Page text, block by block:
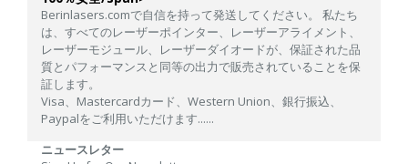
Berinlasers.comで自信を持って発送してください。 私たち
は、すべてのレーザーポインター、レーザーアライメント、
レーザーモジュール、レーザーダイオードが、保証された品
質とパフォーマンスと同等の出力で販売されていることを保
証します。
Visa、Mastercardカード、Western Union、銀行振込、
Paypalをご利用いただけます......
ニュースレター